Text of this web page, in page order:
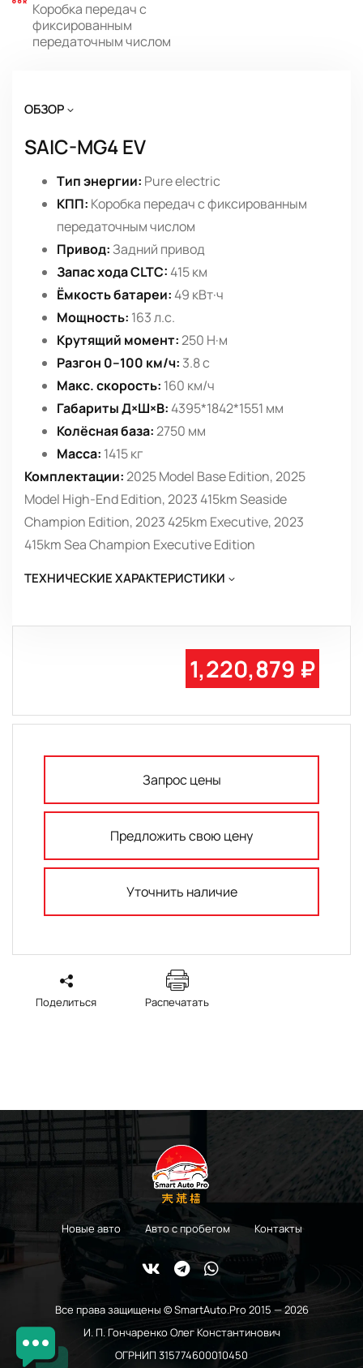
Коробка передач с
фиксированным
передаточным числом
ОБЗОР
SAIC-MG4 EV
Тип энергии: Pure electric
КПП: Коробка передач с фиксированным
передаточным числом
Привод: Задний привод
Запас хода CLTC: 415 км
Ёмкость батареи: 49 кВт·ч
Мощность: 163 л.с.
Крутящий момент:250 Н·м
Разгон 0–100 км/ч: 3.8 с
Макс. скорость: 160 км/ч
Габариты Д×Ш×В: 4395*1842*1551 мм
Колёсная база:2750 мм
Масса: 1415 кг
Комплектации:2025 Model Base Edition, 2025
Model High-End Edition, 2023 415km Seaside
Champion Edition, 2023 425km Executive, 2023
415km Sea Champion Executive Edition
ТЕХНИЧЕСКИЕ ХАРАКТЕРИСТИКИ
1,220,879 ₽
Запрос цены
Предложить свою цену
Уточнить наличие
Поделиться Распечатать
Новые авто Авто с пробегом Контакты
Все права защищены © SmartAuto.Pro 2015 — 2026
И. П. Гончаренко Олег Константинович
ОГРНИП 315774600010450